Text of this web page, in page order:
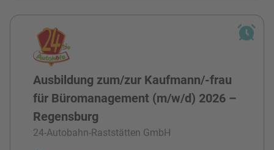
Ausbildung zum/zur Kaufmann/-frau
für Büromanagement (m/w/d) 2026 –
Regensburg
24-Autobahn-Raststätten GmbH